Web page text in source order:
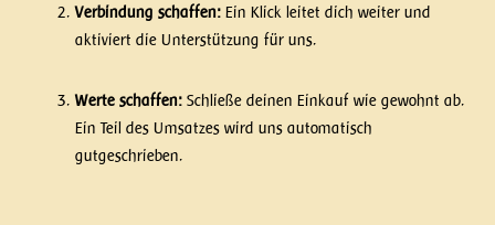
Verbindung schaffen:Ein Klick leitet dich weiter und
aktiviert die Unterstützung für uns.
Werte schaffen:Schließe deinen Einkauf wie gewohnt ab.
Ein Teil des Umsatzes wird uns automatisch
gutgeschrieben.